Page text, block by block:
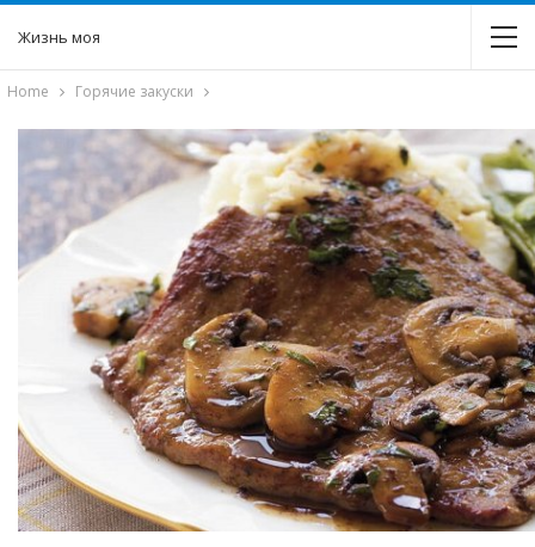
Жизнь моя
Home Горячие закуски